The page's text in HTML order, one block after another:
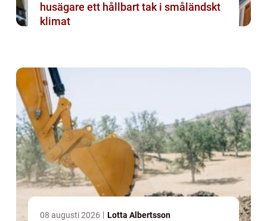
husägare ett hållbart tak i småländskt
klimat
08 augusti 2026 Lotta Albertsson